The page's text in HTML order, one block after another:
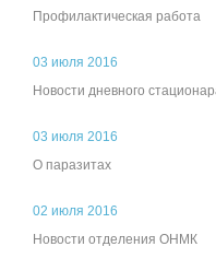
Профилактическая работа
03 июля 2016
Новости дневного
03 июля 2016
О паразитах
02 июля 2016
Новости отделения ОНМК